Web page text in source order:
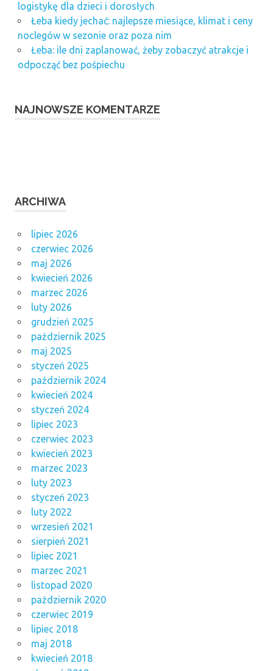
logistykę dla dzieci i dorosłych
Łeba kiedy jechać: najlepsze miesiące, klimat i ceny
noclegów w sezonie oraz poza nim
Łeba: ile dni zaplanować, żeby zobaczyć atrakcje i
odpocząć bez pośpiechu
NAJNOWSZE KOMENTARZE
ARCHIWA
lipiec 2026
czerwiec 2026
maj 2026
kwiecień 2026
marzec 2026
luty 2026
grudzień 2025
październik 2025
maj 2025
styczeń 2025
październik 2024
kwiecień 2024
styczeń 2024
lipiec 2023
czerwiec 2023
kwiecień 2023
marzec 2023
luty 2023
styczeń 2023
luty 2022
wrzesień 2021
sierpień 2021
lipiec 2021
marzec 2021
listopad 2020
październik 2020
czerwiec 2019
lipiec 2018
maj 2018
kwiecień 2018